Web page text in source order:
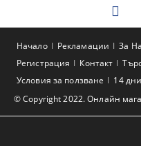
© Copyright 2022. Онлайн
Начало Рекламации За
Регистрация
Контакт
Условия за ползване
14